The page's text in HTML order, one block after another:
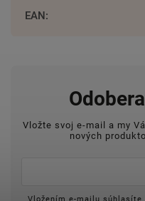
EAN:
Vložte svoj e-mail a my
nových
Vložením e-mailu súhlasíte